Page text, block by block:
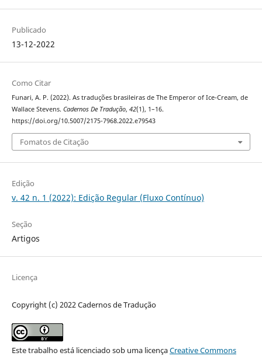
Publicado
13-12-2022
Como Citar
Funari, A. P. (2022). As traduções brasileiras de The Emperor of Ice-Cream, de
Wallace Stevens. Cadernos De Tradução, 42(1), 1–16.
https://doi.org/10.5007/2175-7968.2022.e79543
Fomatos de Citação
Edição
v. 42 n. 1 (2022): Edição Regular (Fluxo Contínuo)
Seção
Artigos
Licença
Copyright (c) 2022 Cadernos de Tradução
Este trabalho está licenciado sob uma licençaCreative Commons